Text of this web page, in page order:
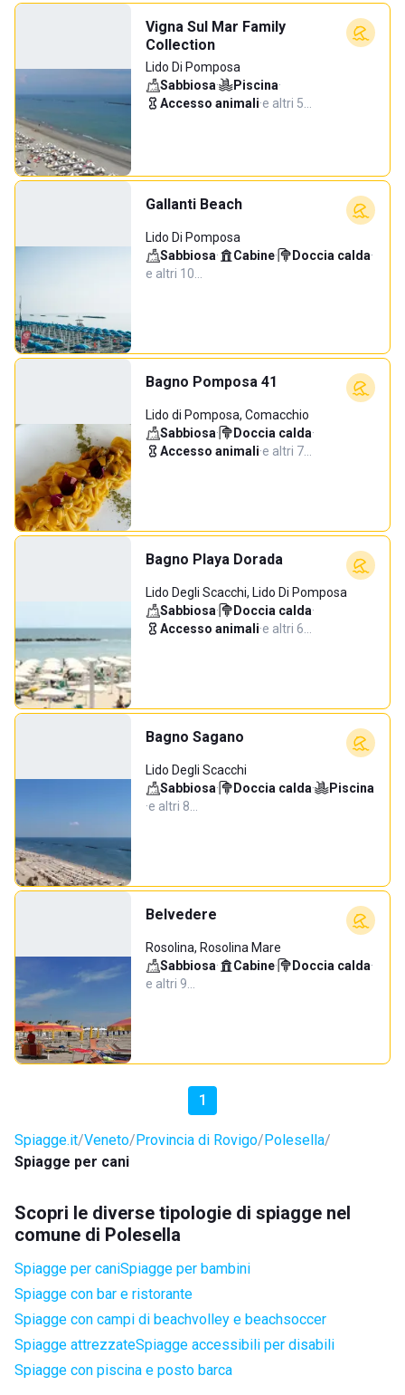
Vigna Sul Mar Family
Collection
Lido Di Pomposa
Sabbiosa· Piscina·
Accesso animali·e altri 5…
Gallanti Beach
Lido Di Pomposa
Sabbiosa· Cabine· Doccia calda·
e altri 10…
Bagno Pomposa 41
Lido di Pomposa, Comacchio
Sabbiosa· Doccia calda·
Accesso animali·e altri 7…
Bagno Playa Dorada
Lido Degli Scacchi, Lido Di Pomposa
Sabbiosa· Doccia calda·
Accesso animali·e altri 6…
Bagno Sagano
Lido Degli Scacchi
Sabbiosa· Doccia calda·
Piscina
·e altri 8…
Belvedere
Rosolina, Rosolina Mare
Sabbiosa· Cabine· Doccia calda·
e altri 9…
1
Spiagge.it Veneto Provincia di Rovigo Polesella
Spiagge per cani
Scopri le diverse tipologie di spiagge nel
comune di Polesella
Spiagge per caniSpiagge per bambini
Spiagge con bar e ristorante
Spiagge con campi di beachvolley e beachsoccer
Spiagge attrezzateSpiagge accessibili per disabili
Spiagge con piscina e posto barca